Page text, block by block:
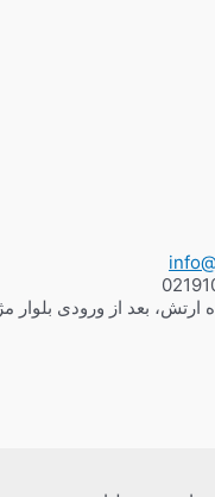
ارتش، بعد از ورودی